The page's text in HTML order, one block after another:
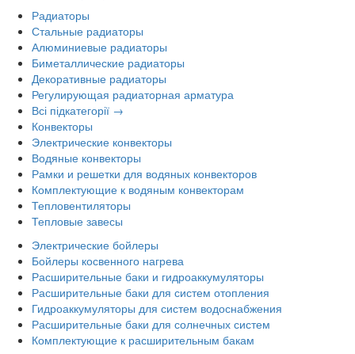
Радиаторы
Стальные радиаторы
Алюминиевые радиаторы
Биметаллические радиаторы
Декоративные радиаторы
Регулирующая радиаторная арматура
Всі підкатегорії →
Конвекторы
Электрические конвекторы
Водяные конвекторы
Рамки и решетки для водяных конвекторов
Комплектующие к водяным конвекторам
Тепловентиляторы
Тепловые завесы
Электрические бойлеры
Бойлеры косвенного нагрева
Расширительные баки и гидроаккумуляторы
Расширительные баки для систем отопления
Гидроаккумуляторы для систем водоснабжения
Расширительные баки для солнечных систем
Комплектующие к расширительным бакам